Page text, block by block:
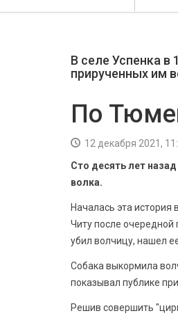
В селе Успенка в
прирученных им
По
12 декабря 2021,
Сто десять лет
волка.
Началась эта
Читу после очередной
убил волчицу, нашел
Собака выкормила
показывал публике
Решив совершить